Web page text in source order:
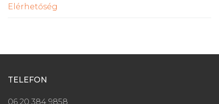
Elérhetőség
TELEFON
06 20 384 9858